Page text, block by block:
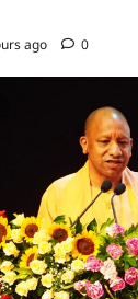
ago 0